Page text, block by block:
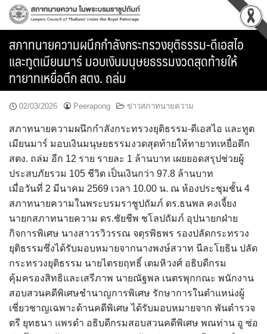
Skip
สภาทนายความผนึกกำลังกระทรวงยุติธรรม-ดีเอสไอ
และทูตเมียนมาร์ มอบเงินมนุษยธรรมงวดสุดท้ายให้
ทายาทเหยื่อตึก สตง. ถล่ม
02/03/2026 Peerapong ข่าวสภาทนายความ
สภาทนายความผนึกกำลังกระทรวงยุติธรรม-ดีเอสไอ และทูต
เมียนมาร์ มอบเงินมนุษยธรรมงวดสุดท้ายให้ทายาทเหยื่อตึก
สตง. ถล่ม อีก 12 ราย รายละ 1 ล้านบาท เผยยอดสรุปช่วยผู้
ประสบภัยรวม 105 ชีวิต เป็นเงินกว่า 97.8 ล้านบาท
เมื่อวันที่ 2 มีนาคม 2569 เวลา 10.00 น. ณ ห้องประชุมชั้น 4
สภาทนายความในพระบรมราชูปถัมภ์ ดร.ธนพล คงเจี้ยง
นายกสภาทนายความ ดร.ชัยชีพ ชโลปถัมภ์ อุปนายกฝ่าย
กิจการพิเศษ นางสาวรวิวรรณ จตุรพิธพร รองปลัดกระทรวง
ยุติธรรมซึ่งได้รับมอบหมายจากนางพงษ์สวาท นีละโยธิน ปลัด
กระทรวงยุติธรรม นายไตรยฤทธิ์ เตมหิวงศ์ อธิบดีกรม
คุ้มครองสิทธิและเสรีภาพ นายณัฐพล เนตรพุกกณะ พนักงาน
สอบสวนคดีพิเศษชำนาญการพิเศษ รักษาการในตำแหน่งผู้
เชี่ยวชาญเฉพาะด้านคดีพิเศษ ได้รับมอบหมายจาก พันตำรวจ
ตรี ยุทธนา แพรดำ อธิบดีกรมสอบสวนคดีพิเศษ พณท่าน อู ซ่อ